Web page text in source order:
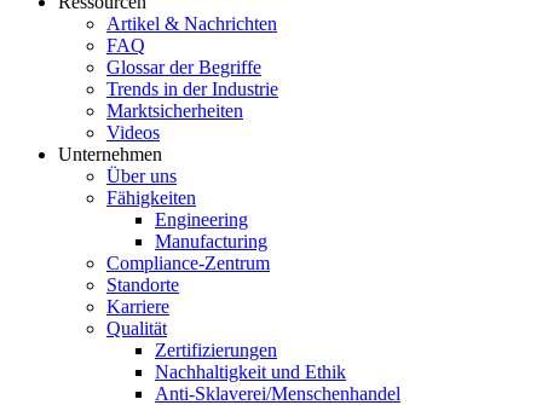
Artikel & Nachrichten
FAQ
Glossar der Begriffe
Trends in der Industrie
Marktsicherheiten
Videos
Unternehmen
Über uns
Fähigkeiten
Engineering
Manufacturing
Compliance-Zentrum
Standorte
Karriere
Qualität
Zertifizierungen
Nachhaltigkeit und Ethik
Anti-Sklaverei/Menschenhandel